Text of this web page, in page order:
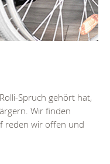
Spruch gehört hat,
Wir finden
reden wir offen und